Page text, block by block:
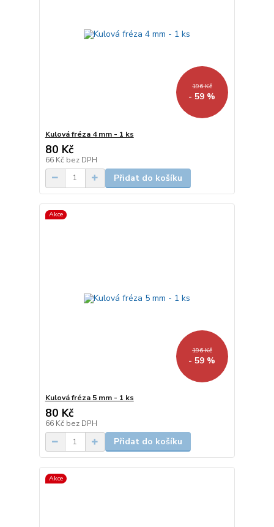
196 Kč
- 59 %
Kulová fréza 4 mm - 1 ks
80 Kč
66 Kč bez DPH
Přidat do košíku
Akce
196 Kč
- 59 %
Kulová fréza 5 mm - 1 ks
80 Kč
66 Kč bez DPH
Přidat do košíku
Akce